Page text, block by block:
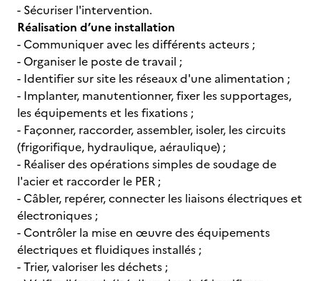
- Sécuriser l'intervention.
Réalisation d’une installation
- Communiquer avec les différents acteurs ;
- Organiser le poste de travail ;
- Identifier sur site les réseaux d'une alimentation ;
- Implanter, manutentionner, fixer les supportages,
les équipements et les fixations ;
- Façonner, raccorder, assembler, isoler, les circuits
(frigorifique, hydraulique, aéraulique) ;
- Réaliser des opérations simples de soudage de
l'acier et raccorder le PER ;
- Câbler, repérer, connecter les liaisons électriques et
électroniques ;
- Contrôler la mise en œuvre des équipements
électriques et fluidiques installés ;
- Trier, valoriser les déchets ;